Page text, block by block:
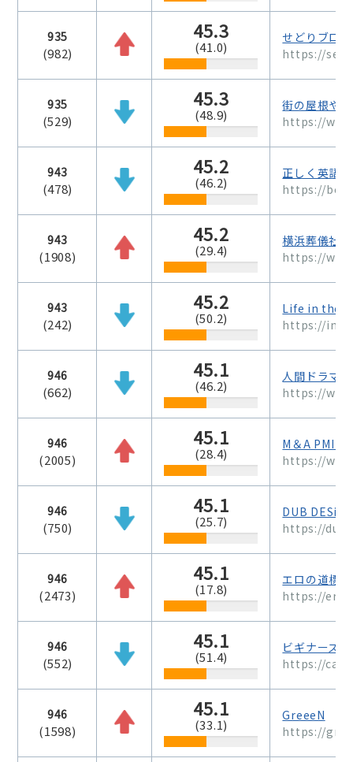
935
(982)
45.3
(41.0)
せどりブログ
https://
935
(529)
45.3
(48.9)
街の屋根や
https://
943
(478)
45.2
(46.2)
正しく英語
https://
943
(1908)
45.2
(29.4)
横浜葬儀社
https://
943
(242)
45.2
(50.2)
Life in the
https://
946
(662)
45.1
(46.2)
人間ドラマ
https://
946
(2005)
45.1
(28.4)
M＆A PMI
https://
946
(750)
45.1
(25.7)
DUB
https://
946
(2473)
45.1
(17.8)
エロの道標
https://
946
(552)
45.1
(51.4)
ビギナーズ
https://
946
(1598)
45.1
(33.1)
GreeeN
https://